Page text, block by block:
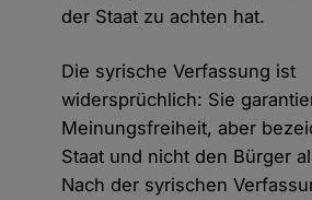
der Staat zu achten hat.
Die syrische Verfassung ist
widersprüchlich: Sie
Meinungsfreiheit, aber
Staat und nicht den Bürger
Nach der syrischen